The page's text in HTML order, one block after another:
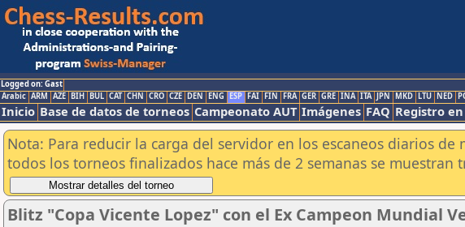
Logged on: Gast
Arabic ARM AZE BIH BUL CAT CHN CRO CZE DEN ENG ESP FAI FIN FRA GER GRE INA ITA JPN MKD LTU NED
Inicio Base de datos de torneos Campeonato AUT Imágenes FAQ Registro
Nota: Para reducir la carga del servidor en los escaneos diarios de
todos los torneos finalizados hace más de 2 semanas se
Blitz "Copa Vicente Lopez" con el Ex Campeon Mundial